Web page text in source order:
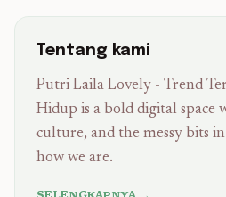
Tentang kami
Putri Laila Lovely - Trend
Hidup is a bold digital space
culture, and the messy bits
how we are.